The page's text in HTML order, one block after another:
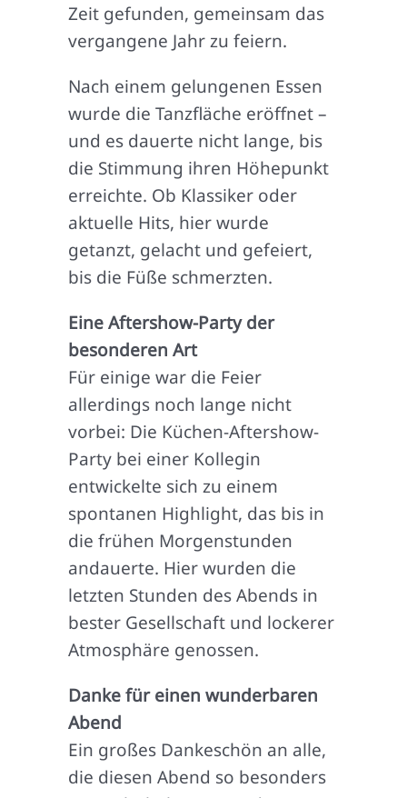
Zeit gefunden, gemeinsam das
vergangene Jahr zu feiern.
Nach einem gelungenen Essen
wurde die Tanzfläche eröffnet –
und es dauerte nicht lange, bis
die Stimmung ihren Höhepunkt
erreichte. Ob Klassiker oder
aktuelle Hits, hier wurde
getanzt, gelacht und gefeiert,
bis die Füße schmerzten.
Eine Aftershow-Party der
besonderen Art
Für einige war die Feier
allerdings noch lange nicht
vorbei: Die Küchen-Aftershow-
Party bei einer Kollegin
entwickelte sich zu einem
spontanen Highlight, das bis in
die frühen Morgenstunden
andauerte. Hier wurden die
letzten Stunden des Abends in
bester Gesellschaft und lockerer
Atmosphäre genossen.
Danke für einen wunderbaren
Abend
Ein großes Dankeschön an alle,
die diesen Abend so besonders